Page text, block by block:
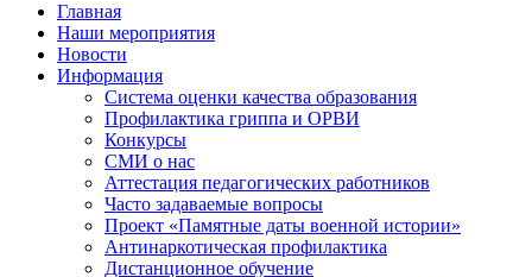
Главная
Наши мероприятия
Новости
Информация
Система оценки качества образования
Профилактика гриппа и ОРВИ
Конкурсы
СМИ о нас
Аттестация педагогических работников
Часто задаваемые вопросы
Проект «Памятные даты военной истории»
Антинаркотическая профилактика
Дистанционное обучение